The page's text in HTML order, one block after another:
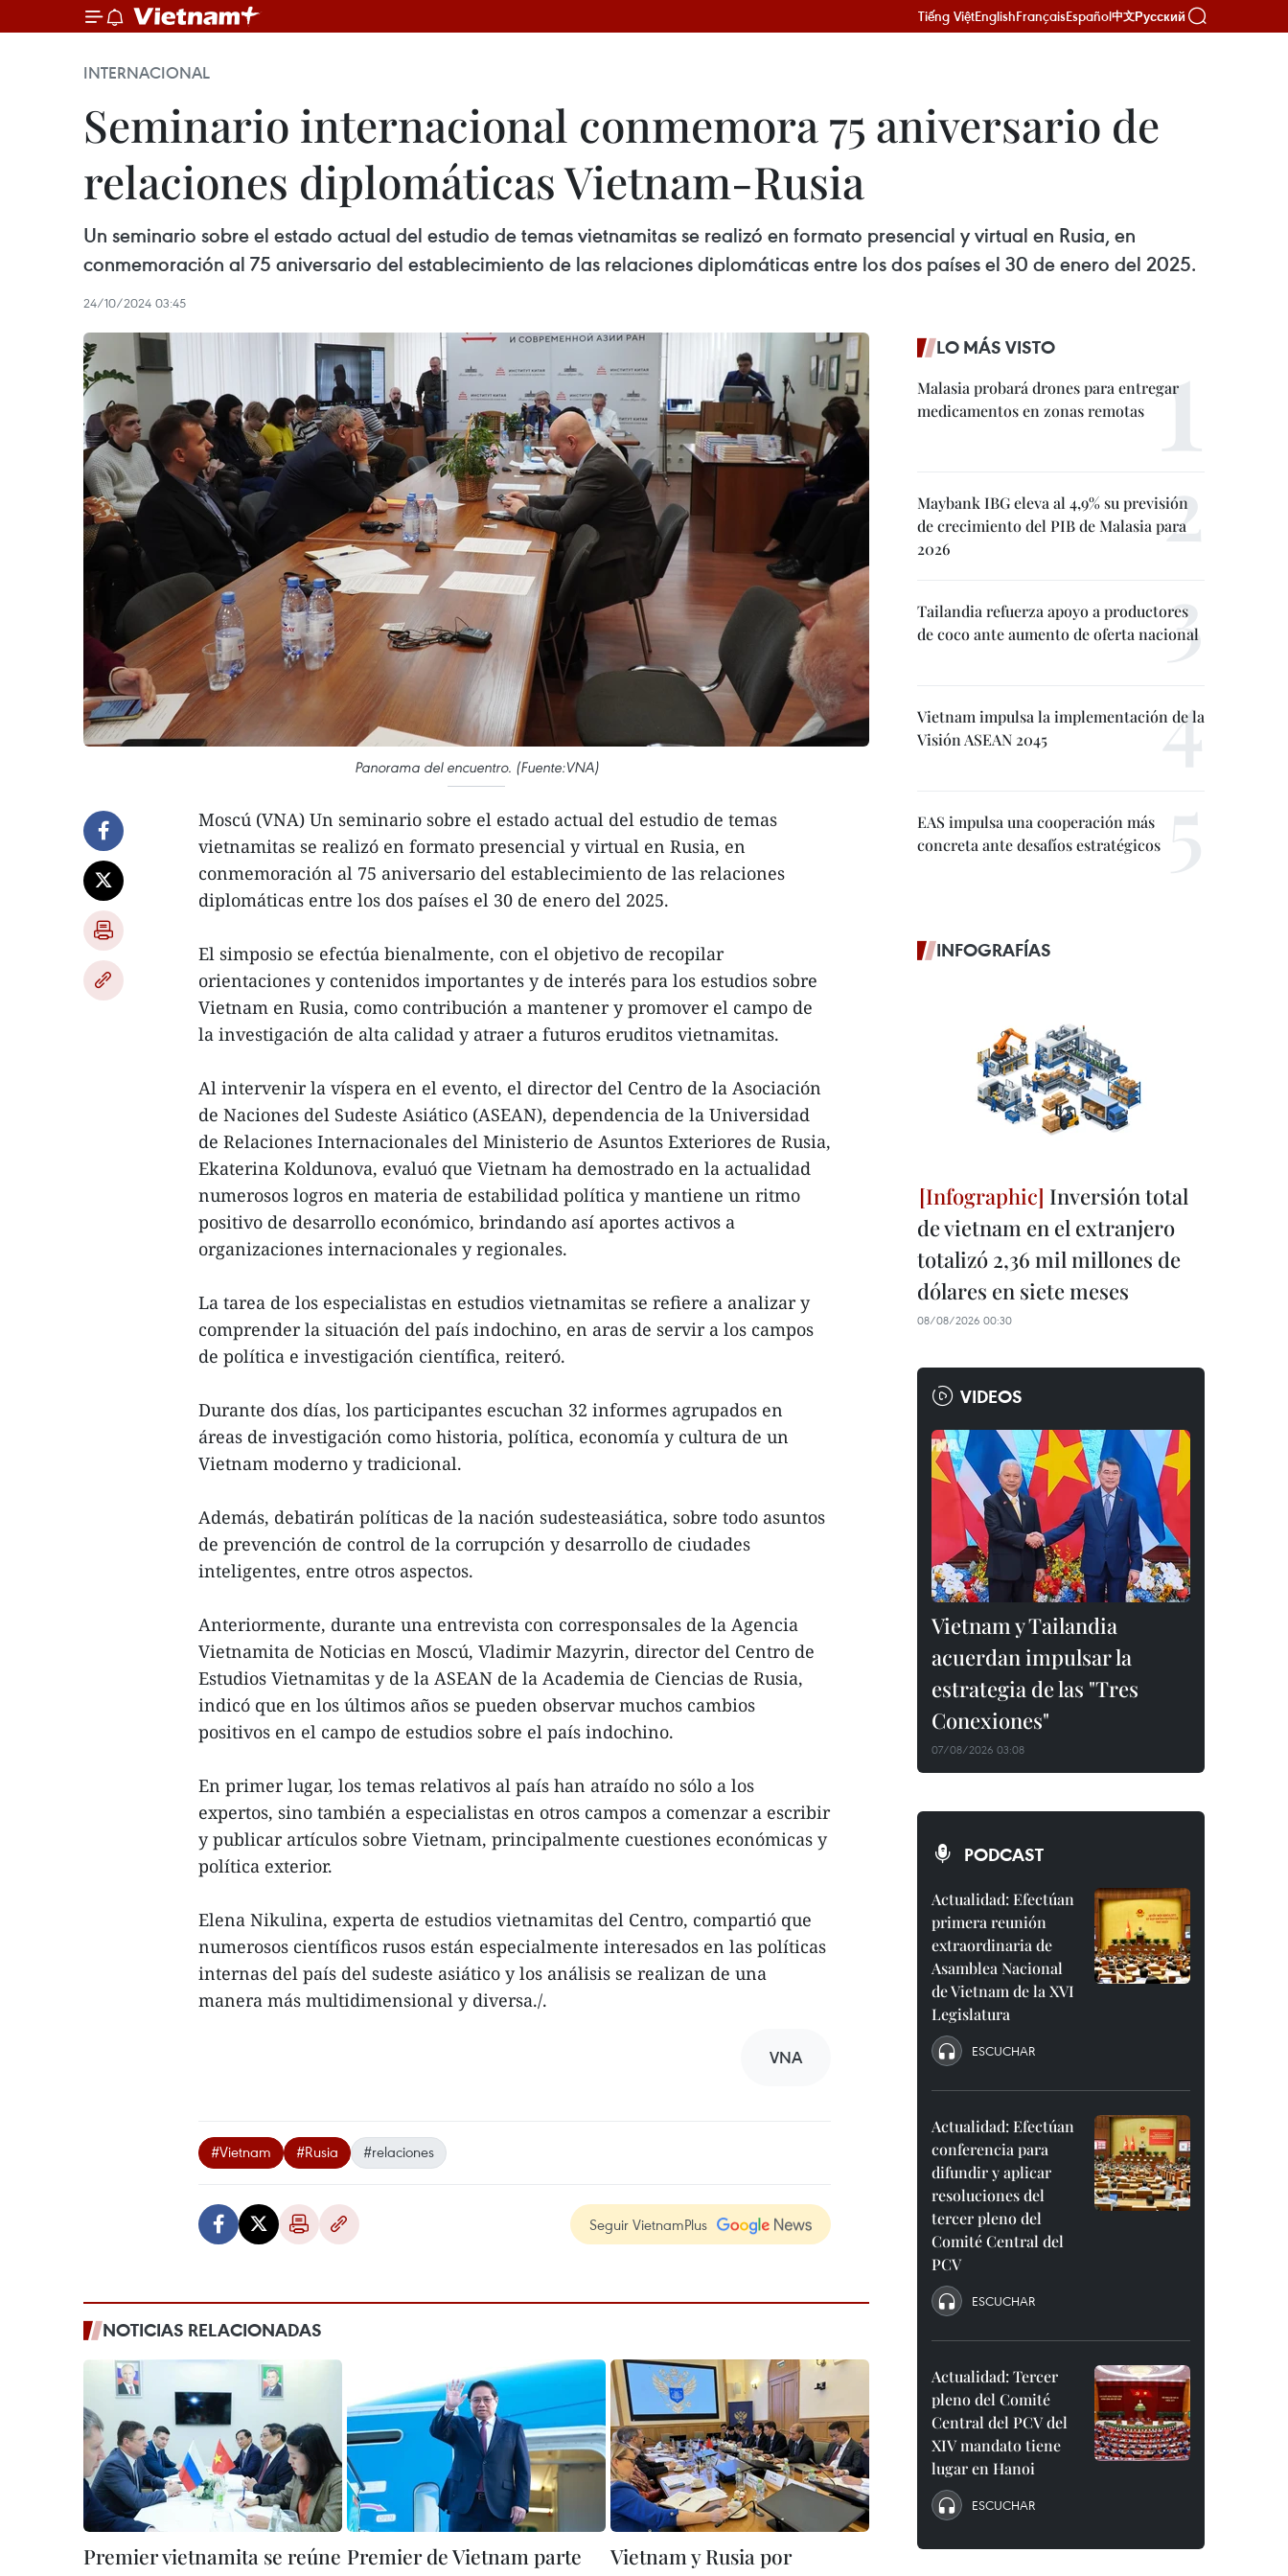
Tiếng ViệtEnglishFrançaisEspañol中文Русский
INTERNACIONAL
Seminario internacional conmemora 75 aniversario de
relaciones diplomáticas Vietnam-Rusia
Un seminario sobre el estado actual del estudio de temas vietnamitas se realizó en formato presencial y virtual en Rusia, en
conmemoración al 75 aniversario del establecimiento de las relaciones diplomáticas entre los dos países el 30 de enero del 2025.
24/10/2024 03:45
Panorama del encuentro. (Fuente:VNA)
Moscú (VNA) Un seminario sobre el estado actual del estudio de temas
vietnamitas se realizó en formato presencial y virtual en Rusia, en
conmemoración al 75 aniversario del establecimiento de las relaciones
diplomáticas entre los dos países el 30 de enero del 2025.
El simposio se efectúa bienalmente, con el objetivo de recopilar
orientaciones y contenidos importantes y de interés para los estudios sobre
Vietnam en Rusia, como contribución a mantener y promover el campo de
la investigación de alta calidad y atraer a futuros eruditos vietnamitas.
Al intervenir la víspera en el evento, el director del Centro de la Asociación
de Naciones del Sudeste Asiático (ASEAN), dependencia de la Universidad
de Relaciones Internacionales del Ministerio de Asuntos Exteriores de Rusia,
Ekaterina Koldunova, evaluó que Vietnam ha demostrado en la actualidad
numerosos logros en materia de estabilidad política y mantiene un ritmo
positivo de desarrollo económico, brindando así aportes activos a
organizaciones internacionales y regionales.
La tarea de los especialistas en estudios vietnamitas se refiere a analizar y
comprender la situación del país indochino, en aras de servir a los campos
de política e investigación científica, reiteró.
Durante dos días, los participantes escuchan 32 informes agrupados en
áreas de investigación como historia, política, economía y cultura de un
Vietnam moderno y tradicional.
Además, debatirán políticas de la nación sudesteasiática, sobre todo asuntos
de prevención de control de la corrupción y desarrollo de ciudades
inteligentes, entre otros aspectos.
Anteriormente, durante una entrevista con corresponsales de la Agencia
Vietnamita de Noticias en Moscú, Vladimir Mazyrin, director del Centro de
Estudios Vietnamitas y de la ASEAN de la Academia de Ciencias de Rusia,
indicó que en los últimos años se pueden observar muchos cambios
positivos en el campo de estudios sobre el país indochino.
En primer lugar, los temas relativos al país han atraído no sólo a los
expertos, sino también a especialistas en otros campos a comenzar a escribir
y publicar artículos sobre Vietnam, principalmente cuestiones económicas y
política exterior.
Elena Nikulina, experta de estudios vietnamitas del Centro, compartió que
numerosos científicos rusos están especialmente interesados en las políticas
internas del país del sudeste asiático y los análisis se realizan de una
manera más multidimensional y diversa./.
VNA
#Vietnam #Rusia #relaciones
Seguir VietnamPlus
NOTICIAS RELACIONADAS
Premier vietnamita se reúne Premier de Vietnam parte
Vietnam y Rusia por
LO MÁS VISTO
Malasia probará drones para entregar
medicamentos en zonas remotas
Maybank IBG eleva al 4,9% su previsión
de crecimiento del PIB de Malasia para
2026
Tailandia refuerza apoyo a productores
de coco ante aumento de oferta nacional
Vietnam impulsa la implementación de la
Visión ASEAN 2045
EAS impulsa una cooperación más
concreta ante desafíos estratégicos
INFOGRAFÍAS
Inversión total
de vietnam en el extranjero
totalizó 2,36 mil millones de
dólares en siete meses
08/08/2026 00:30
VIDEOS
Vietnam y Tailandia
acuerdan impulsar la
estrategia de las "Tres
Conexiones"
07/08/2026 03:08
PODCAST
Actualidad: Efectúan
primera reunión
extraordinaria de
Asamblea Nacional
de Vietnam de la XVI
Legislatura
ESCUCHAR
Actualidad: Efectúan
conferencia para
difundir y aplicar
resoluciones del
tercer pleno del
Comité Central del
PCV
ESCUCHAR
Actualidad: Tercer
pleno del Comité
Central del PCV del
XIV mandato tiene
lugar en Hanoi
ESCUCHAR